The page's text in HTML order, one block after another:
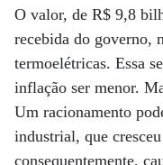
O valor, de R$ 9,8
recebida do governo,
termoelétricas. Essa
inflação ser menor.
Um racionamento
industrial, que
consequentemente,